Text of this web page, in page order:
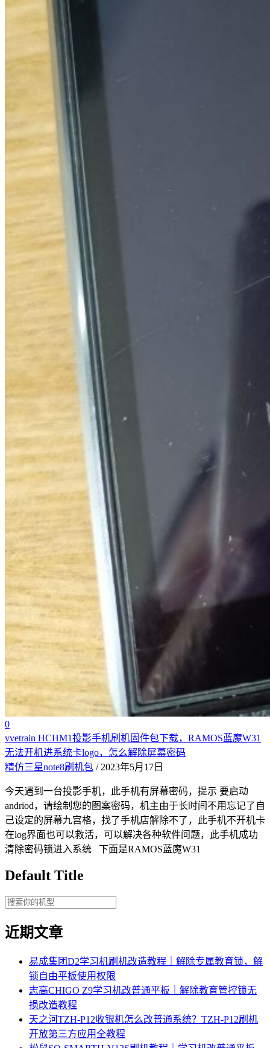
0
vvetrain HCHM1投影手机刷机固件包下载，RAMOS蓝魔W31
无法开机进系统卡logo，怎么解除屏幕密码
精仿三星note8刷机包 / 2023年5月17日
今天遇到一台投影手机，此手机有屏幕密码，提示 要启动
andriod，请绘制您的图案密码，机主由于长时间不用忘记了自
己设定的屏幕九宫格，找了手机店解除不了，此手机不开机卡
在log界面也可以救活，可以解决各种软件问题，此手机成功
清除密码锁进入系统 下面是RAMOS蓝魔W31
Default Title
近期文章
易成集团D2学习机刷机改造教程｜解除专属教育锁，解
锁自由平板使用权限
志高CHIGO Z9学习机改普通平板｜解除教育管控锁无
损改造教程
天之河TZH-P12收银机怎么改普通系统？TZH-P12刷机
开放第三方应用全教程